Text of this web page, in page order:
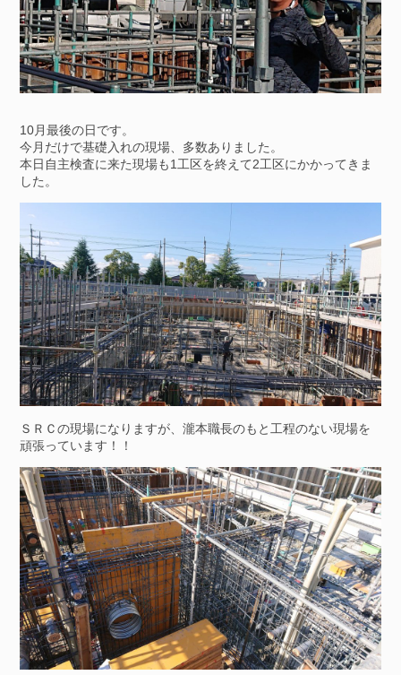
10月最後の日です。
今月だけで基礎入れの現場、多数ありました。
本日自主検査に来た現場も1工区を終えて2工区にかかってきま
した。
ＳＲＣの現場になりますが、瀧本職長のもと工程のない現場を
頑張っています！！